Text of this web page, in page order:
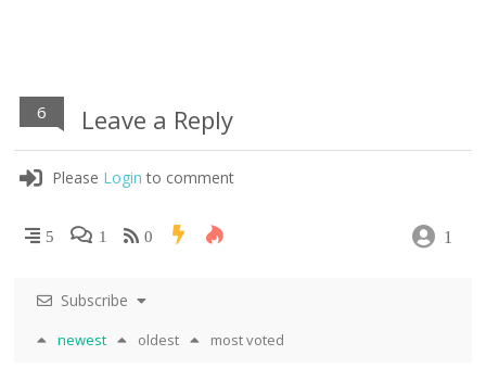
6 Leave a Reply
Please Login to comment
5 1 0 1
Subscribe
newest oldest most voted